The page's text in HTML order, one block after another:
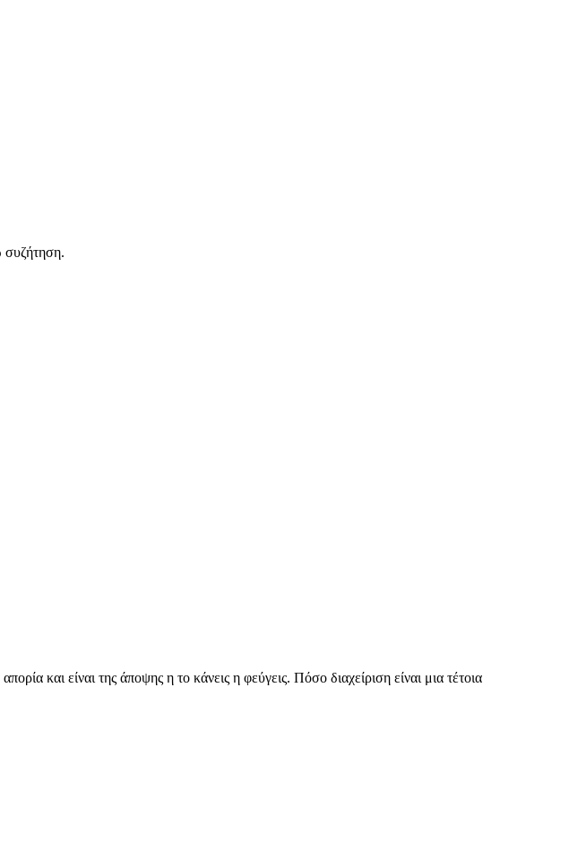
συζήτηση.
και είναι της άποψης η το κάνεις η φεύγεις. Πόσο διαχείριση είναι μια τέτοια